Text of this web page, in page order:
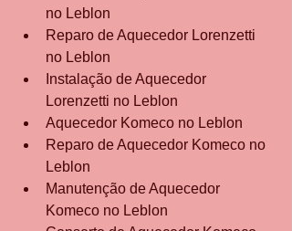
no Leblon
Reparo de Aquecedor Lorenzetti
no Leblon
Instalação de Aquecedor
Lorenzetti no Leblon
Aquecedor Komeco no Leblon
Reparo de Aquecedor Komeco no
Leblon
Manutenção de Aquecedor
Komeco no Leblon